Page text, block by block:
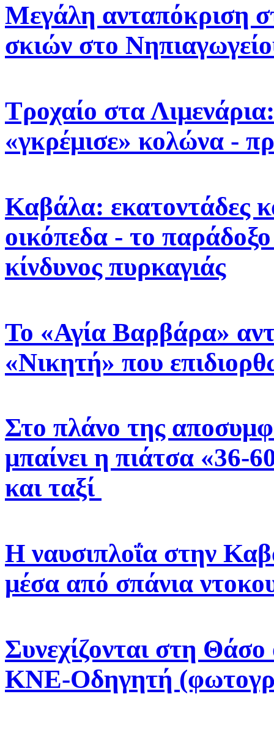
Μεγάλη ανταπόκριση
σκιών στο
Τροχαίο στα
«γκρέμισε» κολώνα -
Καβάλα: εκατοντάδες
οικόπεδα - το
κίνδυνος πυρκαγιάς
Το «Αγία Βαρβάρα»
«Νικητή» που
Στο πλάνο της
μπαίνει η πιάτσα «36-
και ταξί
Η ναυσιπλοΐα στην
μέσα από σπάνια
Συνεχίζονται στη
ΚΝΕ-Οδηγητή